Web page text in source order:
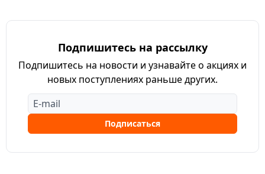
Подпишитесь на рассылку
Подпишитесь на новости и узнавайте о акциях и
новых поступлениях раньше других.
Подписаться